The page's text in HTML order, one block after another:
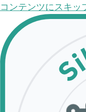
コンテンツにスキッ